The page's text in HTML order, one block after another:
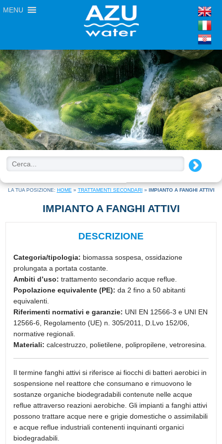
MENU
LA TUA POSIZIONE: HOME » TRATTAMENTI SECONDARI » IMPIANTO A FANGHI ATTIVI
IMPIANTO A FANGHI ATTIVI
DESCRIZIONE
Categoria/tipologia: biomassa sospesa, ossidazione
prolungata a portata costante.
Ambiti d’uso: trattamento secondario acque reflue.
Popolazione equivalente (PE): da 2 fino a 50 abitanti
equivalenti.
Riferimenti normativi e garanzie: UNI EN 12566-3 e UNI EN
12566-6, Regolamento (UE) n. 305/2011, D.Lvo 152/06,
normative regionali.
Materiali: calcestruzzo, polietilene, polipropilene, vetroresina.
Il termine fanghi attivi si riferisce ai fiocchi di batteri aerobici in
sospensione nel reattore che consumano e rimuovono le
sostanze organiche biodegradabili contenute nelle acque
reflue attraverso reazioni aerobiche. Gli impianti a fanghi attivi
possono trattare acque nere e grigie domestiche o assimilabili
e acque reflue industriali contenenti inquinanti organici
biodegradabili.